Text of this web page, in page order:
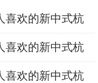
喜欢的新中式杭
喜欢的新中式杭
喜欢的新中式杭